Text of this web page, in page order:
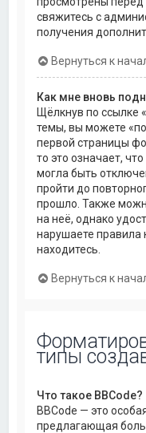
свяжитесь с
получения
Вернуться к
Как мне вновь
Щёлкнув по ссылке
темы, вы можете
первой страницы
то это означает,
могла быть
пройти до
прошло. Также
на неё, однако
нарушаете правила
находитесь.
Вернуться к
типы
Что такое BBCode?
BBCode — это
предлагающая